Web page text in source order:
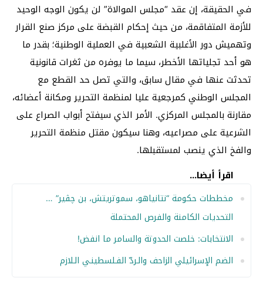
في الحقيقة، إن عقد “مجلس الموالاة” لن يكون الوجه الوحيد
للأزمة المتفاقمة، من حيث إحكام القبضة على مركز صنع القرار
وتهميش دور الأغلبية الشعبية في العملية الوطنية؛ بقدر ما
هو أحد تجلياتها الأخطر، سيما ما يوفره من ثغرات قانونية
تحدثت عنها في مقال سابق، والتي تصل حد القطع مع
المجلس الوطني كمرجعية عليا لمنظمة التحرير ومكانة أعضائه،
مقارنة بالمجلس المركزي. الأمر الذي سيفتح أبواب الصراع على
الشرعية على مصراعيه، وهنا سيكون مقتل منظمة التحرير
والفخ الذي ينصب لمستقبلها.
اقرأ أيضا...
مخططات حكومة “نتانياهو، سموتريتش، بن چڤير” …
التحديات الكامنة والفرص المحتملة
الانتخابات: خلصت الحدوتة والسامر ما انفض!
الضم الإسرائيلي الزاحف والـردّ الفـلسطينـي الـلازم